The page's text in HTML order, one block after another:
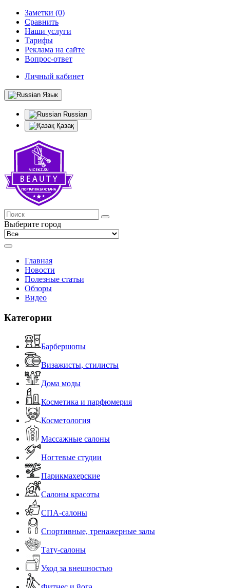
Заметки (0)
Сравнить
Наши услуги
Тарифы
Реклама на сайте
Вопрос-ответ
Личный кабинет
Язык
Russian
Қазақ
Выберите город
Главная
Новости
Полезные статьи
Обзоры
Видео
Категории
Барбершопы
Визажисты, стилисты
Дома моды
Косметика и парфюмерия
Косметология
Массажные салоны
Ногтевые студии
Парикмахерские
Салоны красоты
СПА-салоны
Спортивные, тренажерные залы
Тату-салоны
Уход за внешностью